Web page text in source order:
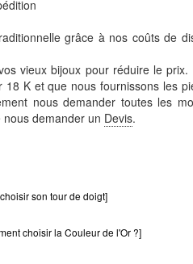
grâce à nos coûts de
vieux bijoux pour réduire le
K et que nous fournissons les
nous demander toutes les
demander un Devis.
son tour de doigt]
choisir la Couleur de l'Or ?]